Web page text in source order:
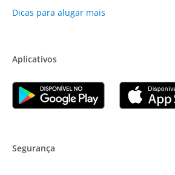
Dicas para alugar mais
Aplicativos
Segurança